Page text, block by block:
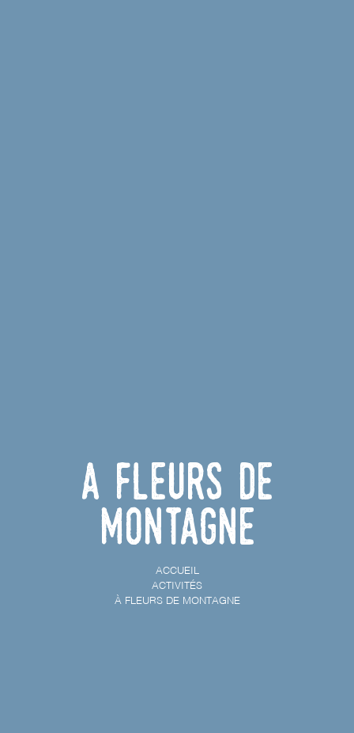
À Fleurs de
Montagne
ACCUEIL
ACTIVITÉS
À FLEURS DE MONTAGNE